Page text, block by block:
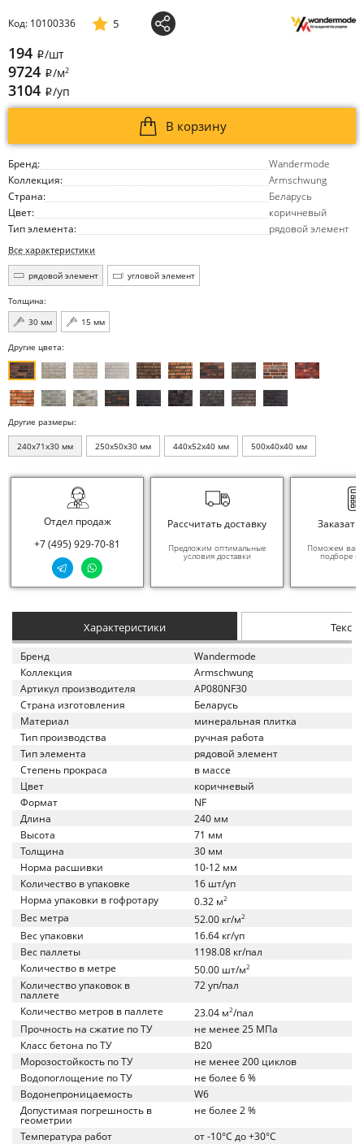
Бренд:
Wandermode
Коллекция:
Armschwung
Страна:
Беларусь
Цвет:
коричневый
Тип элемента:
рядовой элемент
Все характеристики
рядовой элемент угловой элемент
Толщина:
30 мм
15 мм
Код: 10100336 5
194 i/шт
9724 i/м2
3104 i/уп
В корзину
Другие цвета:
Другие размеры:
240x71x30 мм 250x50x30 мм 440x52x40 мм 500x40x40 мм
Отдел продаж
+7 (495) 929-70-81
Рассчитать доставку
Предложим оптимальные
условия доставки
Заказать
Поможем вам
подборе
Характеристики
Бренд
Wandermode
Коллекция
Armschwung
Артикул производителя
AP080NF30
Страна изготовления
Беларусь
Материал
минеральная плитка
Тип производства
ручная работа
Тип элемента
рядовой элемент
Степень прокраса
в массе
Цвет
коричневый
Формат
NF
Длина
240 мм
Высота
71 мм
Толщина
30 мм
Норма расшивки
10-12 мм
Количество в упаковке
16 шт/уп
Норма упаковки в гофротару
0.32 м2
Вес метра 52.00 кг/м2
Вес упаковки
16.64 кг/уп
Вес паллеты
1198.08 кг/пал
Количество в метре
50.00 шт/м2
Количество упаковок в
паллете
72 уп/пал
Количество метров в паллете 23.04 м2/пал
Прочность на сжатие по ТУ
не менее 25 МПа
Класс бетона по ТУ
B20
Морозостойкость по ТУ
не менее 200 циклов
Водопоглощение по ТУ
не более 6 %
Водонепроницаемость
W6
Допустимая погрешность в
геометрии
не более 2 %
Температура работ
от -10°C до +30°C